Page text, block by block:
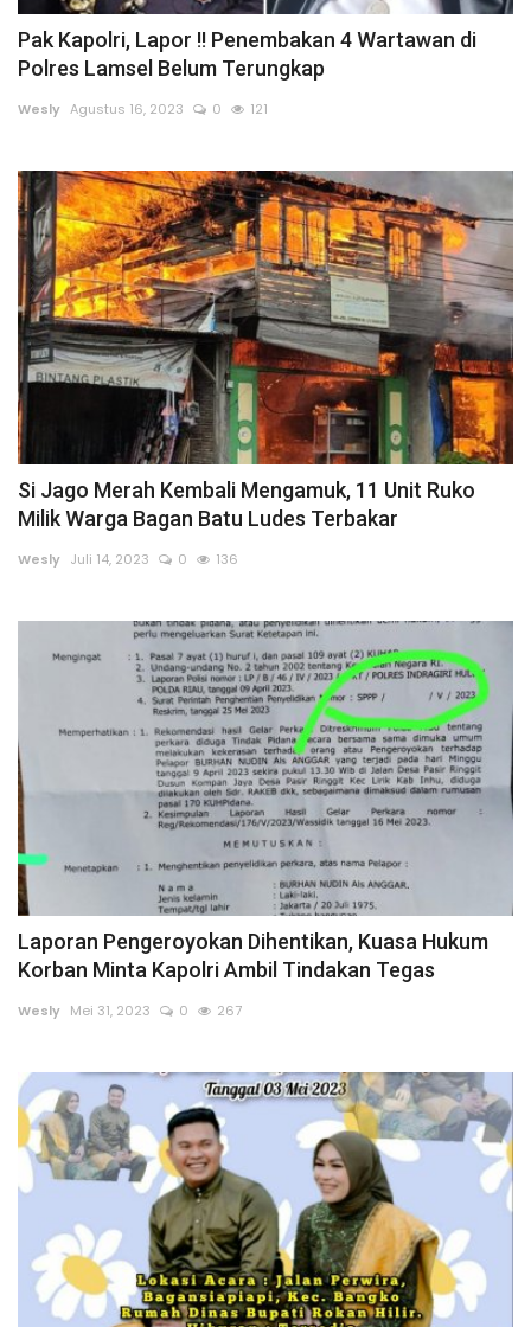
Sumsel
Kalbar
News
Jawa Barat
Riau
Bisnis
Jambi
Kaltim
Artikel
Olahraga
Hukum
Nasional
Otomotif
Umum
Gallery
Politik
Daerah
Sumbar
Kepri
Pak Kapolri, Lapor !! Penembakan 4 Wartawan di
Polres Lamsel Belum Terungkap
Wesly Agustus 16, 2023 0 121
Si Jago Merah Kembali Mengamuk, 11 Unit Ruko
Milik Warga Bagan Batu Ludes Terbakar
Wesly Juli 14, 2023 0 136
Laporan Pengeroyokan Dihentikan, Kuasa Hukum
Korban Minta Kapolri Ambil Tindakan Tegas
Wesly Mei 31, 2023 0 267